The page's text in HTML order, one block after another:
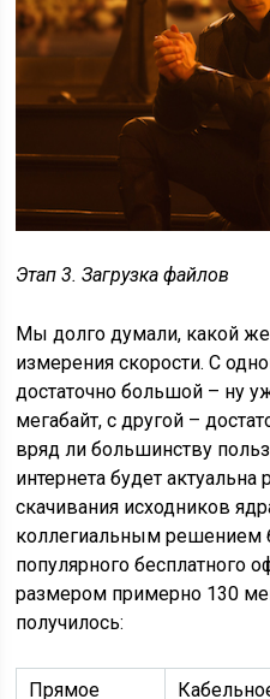
Этап 3. Загрузка файлов
Мы долго думали, какой
измерения скорости. С
достаточно большой – ну
мегабайт, с другой –
вряд ли большинству
интернета будет
скачивания исходников
коллегиальным решением
популярного бесплатного
размером примерно 130
получилось:
Прямое